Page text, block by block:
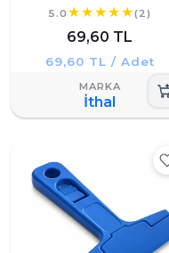
5.0 (2)
69,60 TL
69,60 TL / Adet
İthal